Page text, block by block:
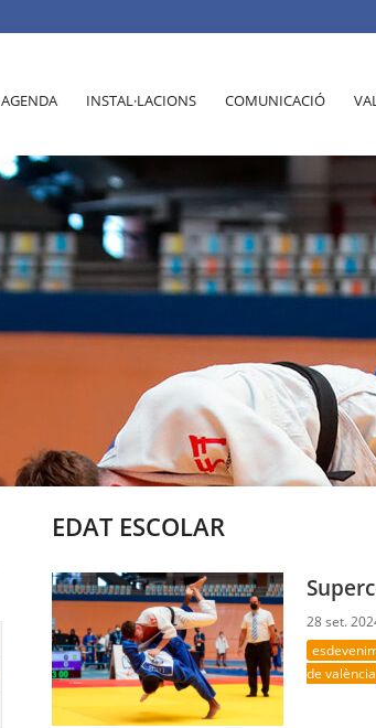
AGENDA INSTAL·LACIONS COMUNICACIÓ
EDAT ESCOLAR
28 set.
de valència